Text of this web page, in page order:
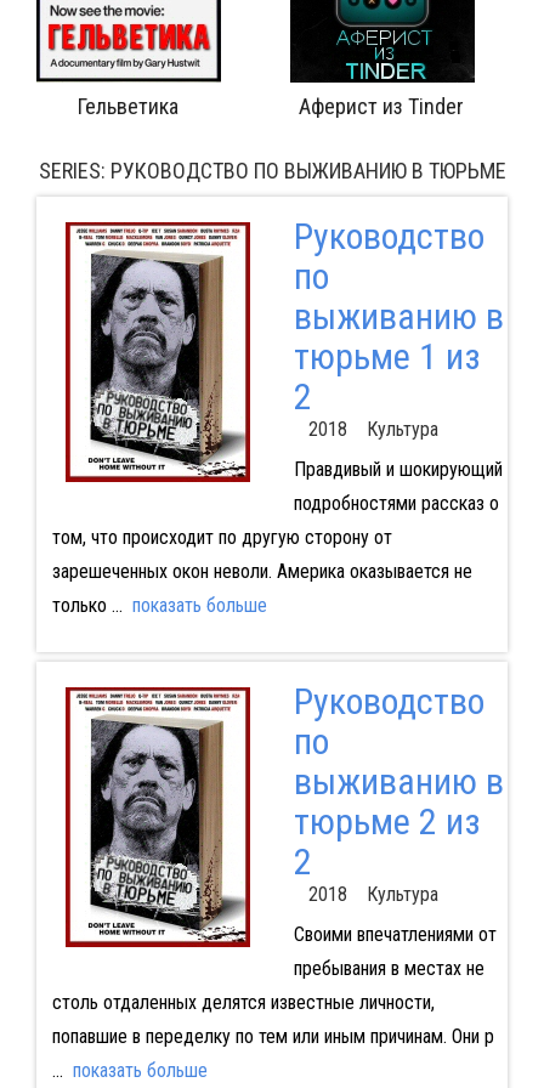
Гельветика Аферист из Tinder
SERIES: РУКОВОДСТВО ПО ВЫЖИВАНИЮ В ТЮРЬМЕ
Руководство
по
выживанию в
тюрьме 1 из
2
2018 Культура
Правдивый и шокирующий
подробностями рассказ о
том, что происходит по другую сторону от
зарешеченных окон неволи. Америка оказывается не
только ... показать больше
Руководство
по
выживанию в
тюрьме 2 из
2
2018 Культура
Своими впечатлениями от
пребывания в местах не
столь отдаленных делятся известные личности,
попавшие в переделку по тем или иным причинам. Они р
... показать больше